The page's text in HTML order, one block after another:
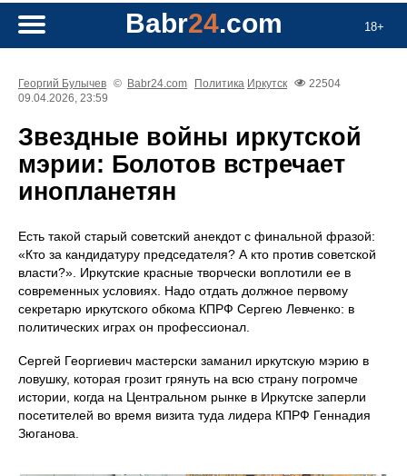
18+
Babr24.com
Георгий Булычев © Babr24.com Политика Иркутск
22504
09.04.2026, 23:59
Звездные войны иркутской
мэрии: Болотов встречает
инопланетян
Есть такой старый советский анекдот с финальной фразой:
«Кто за кандидатуру председателя? А кто против советской
власти?». Иркутские красные творчески воплотили ее в
современных условиях. Надо отдать должное первому
секретарю иркутского обкома КПРФ Сергею Левченко: в
политических играх он профессионал.
Сергей Георгиевич мастерски заманил иркутскую мэрию в
ловушку, которая грозит грянуть на всю страну погромче
истории, когда на Центральном рынке в Иркутске заперли
посетителей во время визита туда лидера КПРФ Геннадия
Зюганова.